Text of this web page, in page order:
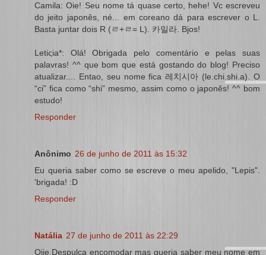
Camila: Oie! Seu nome tá quase certo, hehe! Vc escreveu
do jeito japonês, né... em coreano dá para escrever o L.
Basta juntar dois R (ㄹ+ㄹ= L). 카밀라. Bjos!
Letiςia*: Olá! Obrigada pelo comentário e pelas suas
palavras! ^^ que bom que está gostando do blog! Preciso
atualizar.... Entao, seu nome fica 레치시아 (le.chi.shi.a). O
“ci” fica como “shi” mesmo, assim como o japonês! ^^ bom
estudo!
Responder
Anônimo 26 de junho de 2011 às 15:32
Eu queria saber como se escreve o meu apelido, "Lepis".
'brigada! :D
Responder
Natália 27 de junho de 2011 às 22:29
Oiie,Despulca encomodar mas queria saber meu nome em